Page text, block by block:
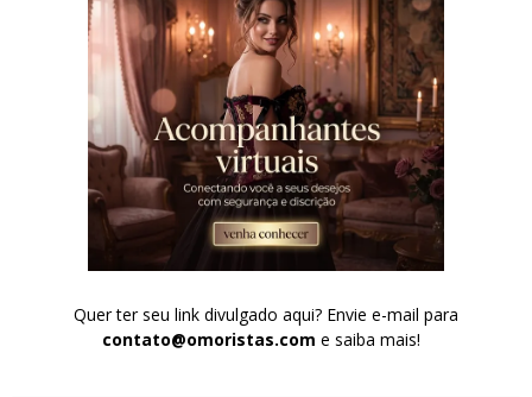
Quer ter seu link divulgado aqui? Envie e-mail para
contato@omoristas.com e saiba mais!